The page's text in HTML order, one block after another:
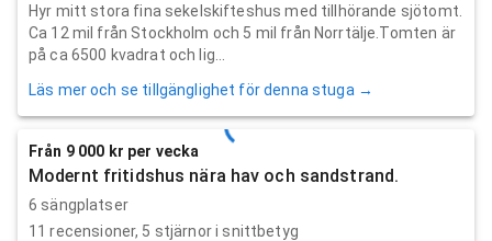
Hyr mitt stora fina sekelskifteshus med tillhörande sjötomt.
Ca 12 mil från Stockholm och 5 mil från Norrtälje.Tomten är
på ca 6500 kvadrat och lig...
Läs mer och se tillgänglighet för denna stuga →
Från 9 000 kr per vecka
Modernt fritidshus nära hav och sandstrand.
6 sängplatser
11 recensioner, 5 stjärnor i snittbetyg